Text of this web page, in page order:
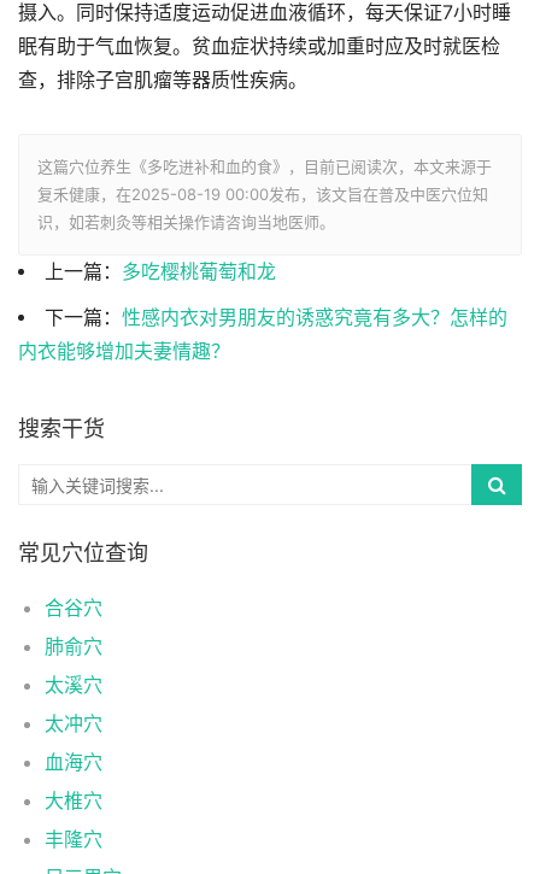
摄入。同时保持适度运动促进血液循环，每天保证7小时睡
眠有助于气血恢复。贫血症状持续或加重时应及时就医检
查，排除子宫肌瘤等器质性疾病。
这篇穴位养生《多吃进补和血的食》，目前已阅读次，本文来源于
复禾健康，在2025-08-19 00:00发布，该文旨在普及中医穴位知
识，如若刺灸等相关操作请咨询当地医师。
上一篇： 多吃樱桃葡萄和龙
下一篇： 性感内衣对男朋友的诱惑究竟有多大？怎样的
内衣能够增加夫妻情趣？
搜索干货
常见穴位查询
合谷穴
肺俞穴
太溪穴
太冲穴
血海穴
大椎穴
丰隆穴